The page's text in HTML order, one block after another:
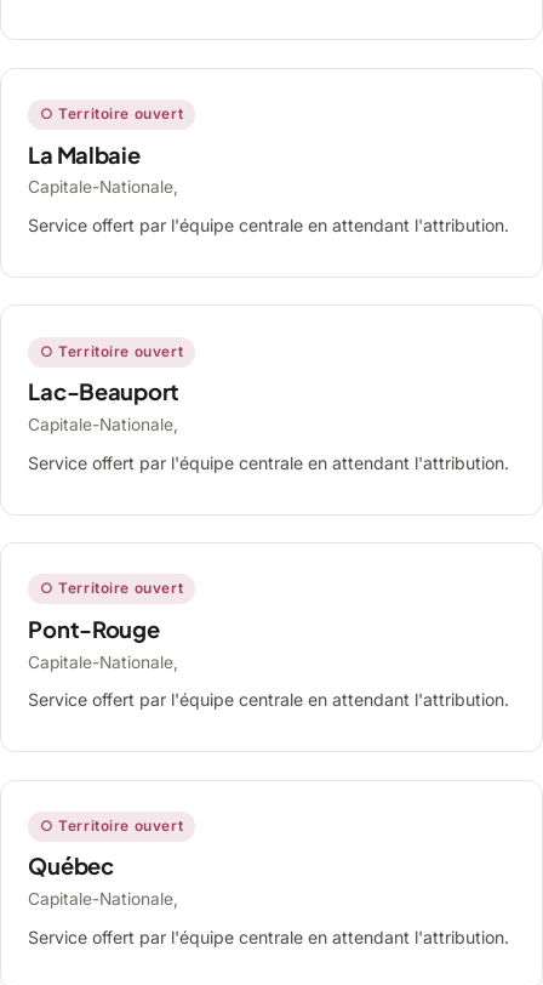
○ Territoire ouvert
La Malbaie
Capitale-Nationale,
Service offert par l'équipe centrale en attendant l'attribution.
○ Territoire ouvert
Lac-Beauport
Capitale-Nationale,
Service offert par l'équipe centrale en attendant l'attribution.
○ Territoire ouvert
Pont-Rouge
Capitale-Nationale,
Service offert par l'équipe centrale en attendant l'attribution.
○ Territoire ouvert
Québec
Capitale-Nationale,
Service offert par l'équipe centrale en attendant l'attribution.